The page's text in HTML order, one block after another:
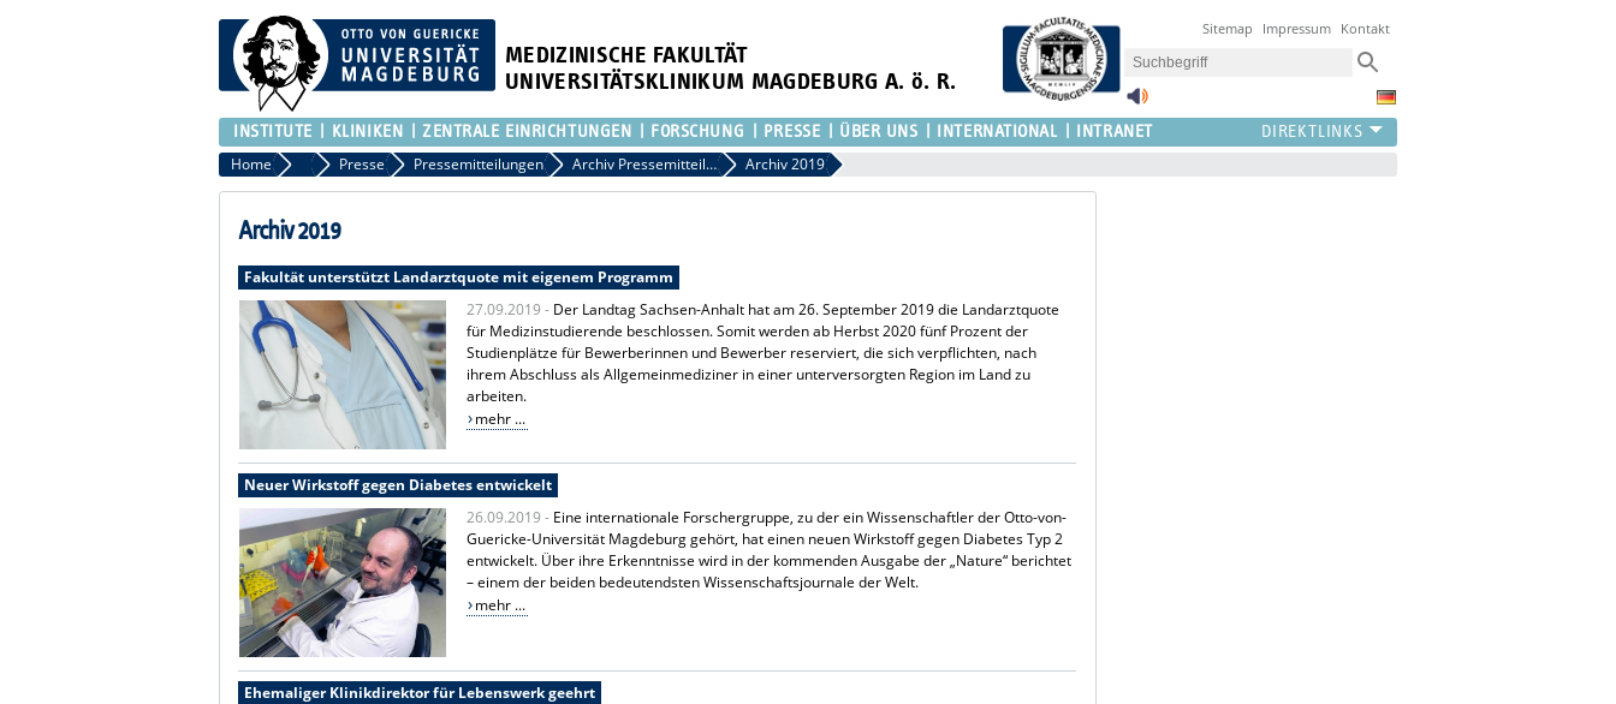
MEDIZINISCHE FAKULTÄT
UNIVERSITÄTSKLINIKUM MAGDEBURG A. ö. R.
Sitemap Impressum Kontakt
INSTITUTE KLINIKEN ZENTRALE EINRICHTUNGEN FORSCHUNG PRESSE ÜBER UNS INTERNATIONAL INTRANET
Home PressePresse Pressemitteilungen Archiv Pressemitteilungen Archiv 2019
Archiv 2019
Fakultät unterstützt Landarztquote mit eigenem Programm
27.09.2019 - Der Landtag Sachsen-Anhalt hat am 26. September 2019 die Landarztquote
für Medizinstudierende beschlossen. Somit werden ab Herbst 2020 fünf Prozent der
Studienplätze für Bewerberinnen und Bewerber reserviert, die sich verpflichten, nach
ihrem Abschluss als Allgemeinmediziner in einer unterversorgten Region im Land zu
arbeiten.
mehr ...
Neuer Wirkstoff gegen Diabetes entwickelt
26.09.2019 - Eine internationale Forschergruppe, zu der ein Wissenschaftler der Otto-von-
Guericke-Universität Magdeburg gehört, hat einen neuen Wirkstoff gegen Diabetes Typ 2
entwickelt. Über ihre Erkenntnisse wird in der kommenden Ausgabe der „Nature“ berichtet
– einem der beiden bedeutendsten Wissenschaftsjournale der Welt.
mehr ...
Ehemaliger Klinikdirektor für Lebenswerk geehrt